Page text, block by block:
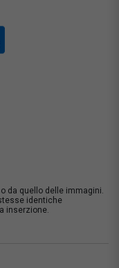
da quello delle immagini.
identiche
inserzione.